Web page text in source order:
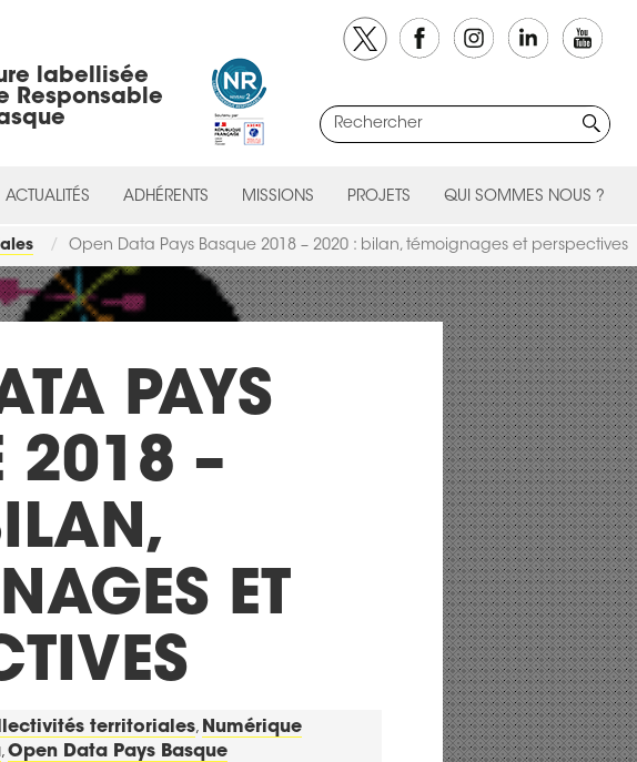
labellisée
Responsable
ACTUALITÉS ADHÉRENTS MISSIONS PROJETS QUI SOMMES NOUS ?
Open Data Pays Basque 2018 – 2020 : bilan, témoignages et perspectives
PAYS
2018 –
ET
territoriales, Numérique
,Open Data Pays Basque